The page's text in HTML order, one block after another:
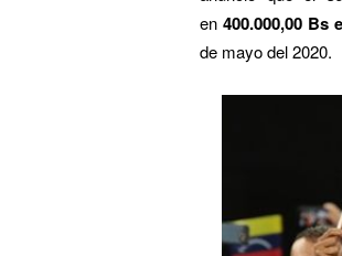
en400.000,00 Bs
de mayo del 2020.